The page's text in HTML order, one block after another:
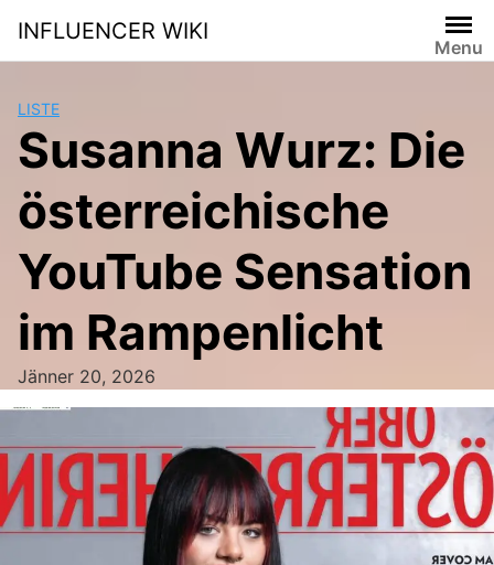
content
INFLUENCER WIKI
Menu
LISTE
Susanna Wurz: Die
österreichische
YouTube Sensation
im Rampenlicht
Jänner 20, 2026